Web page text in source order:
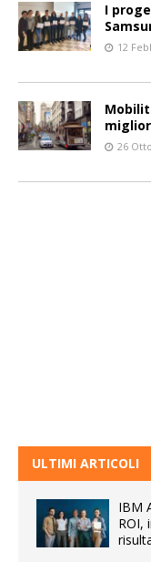
I
12
26
ULTIMI ARTICOLI
IBM
ROI,